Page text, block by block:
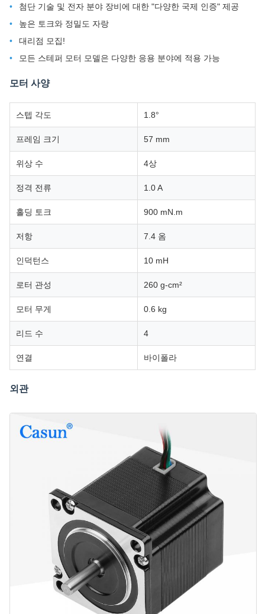
첨단 기술 및 전자 분야 장비에 대한 "다양한 국제 인증" 제공
높은 토크와 정밀도 자랑
대리점 모집!
모든 스테퍼 모터 모델은 다양한 응용 분야에 적용 가능
모터 사양
스텝 각도 1.8°
프레임 크기 57 mm
위상 수 4상
정격 전류 1.0 A
홀딩 토크 900 mN.m
저항 7.4 옴
인덕턴스 10 mH
로터 관성 260 g-cm²
모터 무게 0.6 kg
리드 수 4
연결 바이폴라
외관